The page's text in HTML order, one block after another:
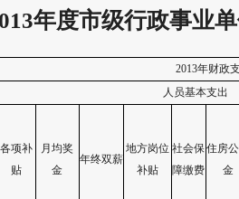
年度市级行政事业
2013年财政
人员基本支出
各项补
贴
月均奖
金
年终双薪
地方岗位
补贴
社会保
障缴费
住房
金